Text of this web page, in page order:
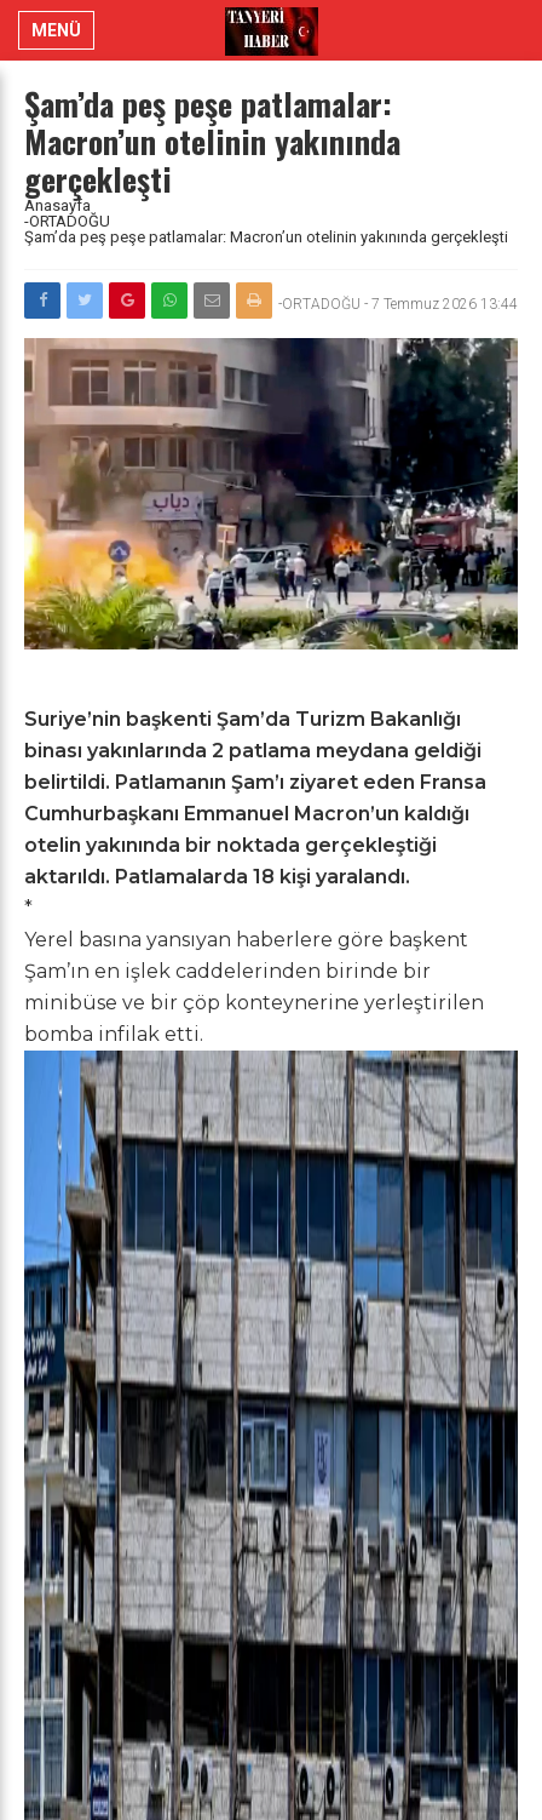
MENÜ
Şam’da peş peşe patlamalar:
Macron’un otelinin yakınında
gerçekleşti
Anasayfa
-ORTADOĞU
Şam’da peş peşe patlamalar: Macron’un otelinin yakınında gerçekleşti
-ORTADOĞU - 7 Temmuz 2026 13:44
Suriye’nin başkenti Şam’da Turizm Bakanlığı
binası yakınlarında 2 patlama meydana geldiği
belirtildi. Patlamanın Şam’ı ziyaret eden Fransa
Cumhurbaşkanı Emmanuel Macron’un kaldığı
otelin yakınında bir noktada gerçekleştiği
aktarıldı. Patlamalarda 18 kişi yaralandı.
*
Yerel basına yansıyan haberlere göre başkent
Şam’ın en işlek caddelerinden birinde bir
minibüse ve bir çöp konteynerine yerleştirilen
bomba infilak etti.